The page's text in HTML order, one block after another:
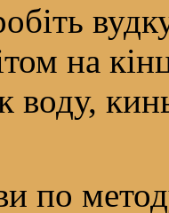
на
воду,
по